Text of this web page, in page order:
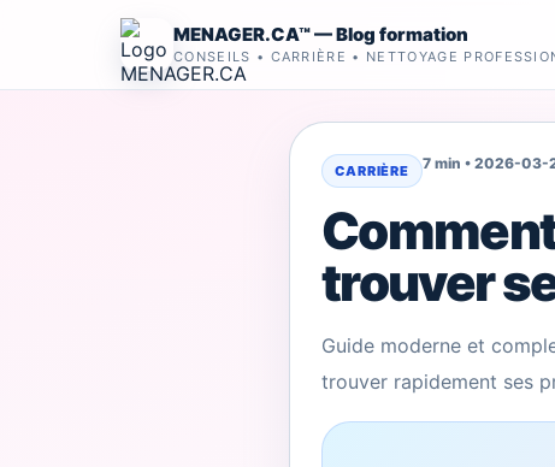
MENAGER.CA™ — Blog formation
CONSEILS • CARRIÈRE • NETTOYAGE
CARRIÈRE 7 min • 2026-03-
trouver
Guide moderne et
trouver rapidement ses